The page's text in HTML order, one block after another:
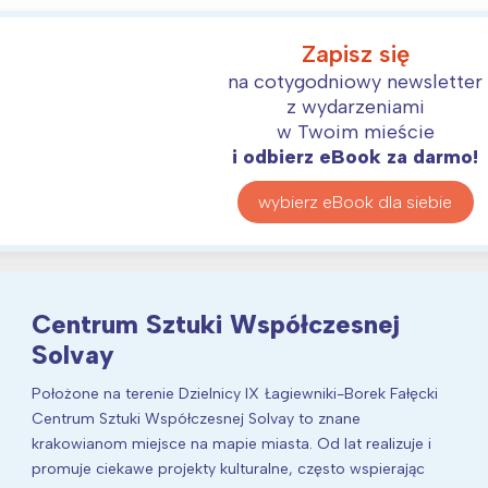
Zapisz się
na cotygodniowy newsletter
z wydarzeniami
w Twoim mieście
i odbierz eBook za darmo!
wybierz eBook dla siebie
Centrum Sztuki Współczesnej
Solvay
Położone na terenie Dzielnicy IX Łagiewniki-Borek Fałęcki
Centrum Sztuki Współczesnej Solvay to znane
krakowianom miejsce na mapie miasta. Od lat realizuje i
promuje ciekawe projekty kulturalne, często wspierając